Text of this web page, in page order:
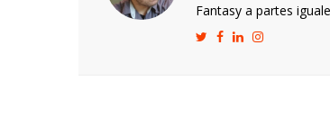
Fantasy a partes